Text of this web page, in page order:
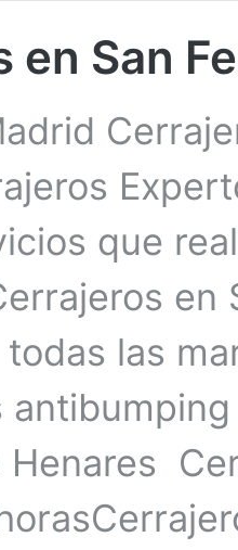
en San
que
en
las
Henares